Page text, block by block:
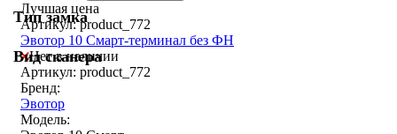
Тип замка
Вид сканера
Лучшая цена
Артикул: product_772
Эвотор 10 Смарт-терминал без ФН
Нет в наличии
Артикул: product_772
Бренд:
Эвотор
Модель: